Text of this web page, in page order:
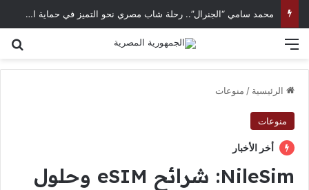
محمد سامي “الجنرال”.. رحلة شاب مصري نحو التميز في حماية الحسابات الرقمية
الرئيسية / منوعات
منوعات
أخر الأخبار
NileSim: شرائح eSIM وحلول